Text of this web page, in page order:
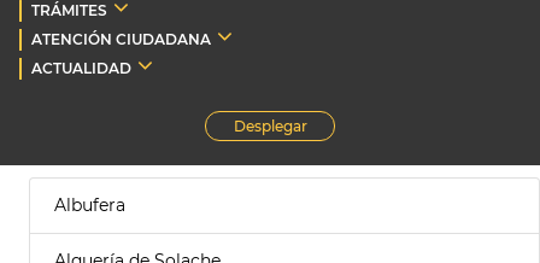
TRÁMITES
ATENCIÓN CIUDADANA
ACTUALIDAD
Desplegar
Albufera